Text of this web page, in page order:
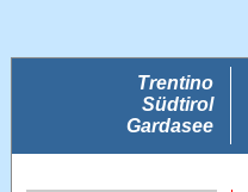
Trentino
Südtirol
Gardasee